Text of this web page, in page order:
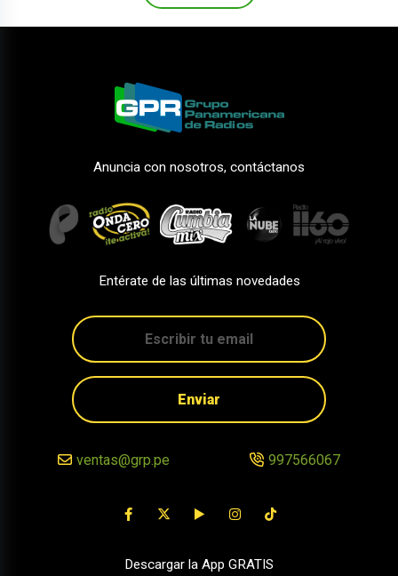
Anuncia con nosotros, contáctanos
Entérate de las últimas novedades
Enviar
ventas@grp.pe 997566067
Descargar la App GRATIS